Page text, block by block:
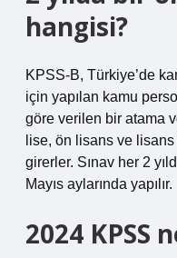
hangisi?
KPSS-B, Türkiye’de
için yapılan kamu
göre verilen bir atama
lise, ön lisans ve lisans
girerler. Sınav her 2
Mayıs aylarında yapılır.
2024 KPSS